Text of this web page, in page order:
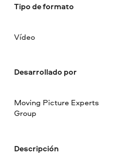
Tipo de formato
Vídeo
Desarrollado por
Moving Picture Experts
Group
Descripción